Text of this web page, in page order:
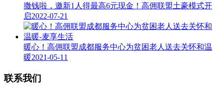
撒钱啦，邀新1人得最高6元现金！高佣联盟土豪模式开
启2022-07-21
暖心！高佣联盟成都服务中心为贫困老人送去关怀和温
暖2021-05-11
联系我们